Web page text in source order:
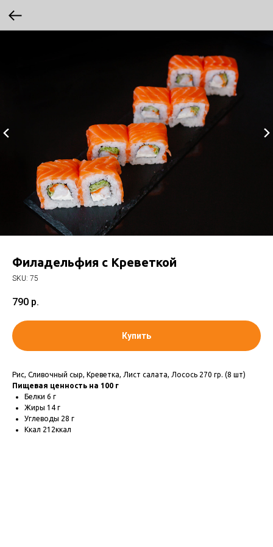
Филадельфия с Креветкой
SKU: 75
790 р.
Купить
Рис, Сливочный сыр, Креветка, Лист салата, Лосось 270 гр. (8 шт)
Пищевая ценность на 100 г
Белки 6 г
Жиры 14 г
Углеводы 28 г
Ккал 212ккал